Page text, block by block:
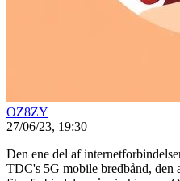
OZ8ZY
27/06/23, 19:30
Den ene del af
TDC's 5G mobile bredbånd, den